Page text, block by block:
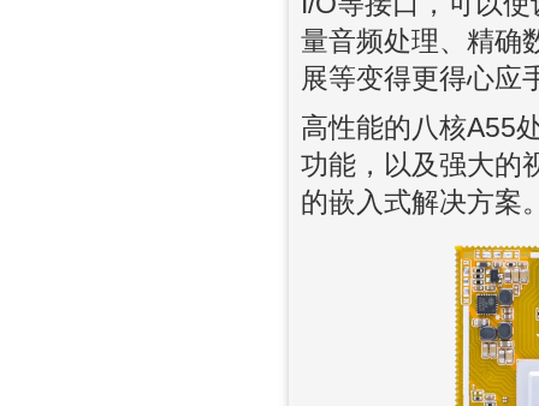
量音频处理、精确
展等变得更得心应
高性能的八核A55
功能，以及强大的
的嵌入式解决方案